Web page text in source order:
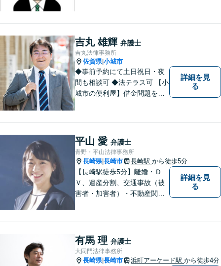
い丁寧にサポートいたしま
す。どんな些細なことでも構
いません。お気軽にご相談く
ださい【完全個室】
吉丸 雄輝 弁護士
吉丸法律事務所
佐賀県|小城市
◆事前予約にて土日祝日・夜
間も相談可 ◆法テラス可 【小
城市の便利屋】借金問題を中
詳細を見
る
平山 愛 弁護士
青野・平山法律事務所
長崎県|長崎市 長崎駅 から徒歩5分
【長崎駅徒歩5分】離婚・Ｄ
Ｖ、遺産分割、交通事故（被
害者・加害者）・不動産関連
詳細を見
る
有馬 理 弁護士
大同門法律事務所
長崎県|長崎市 浜町アーケード駅 から徒歩4分